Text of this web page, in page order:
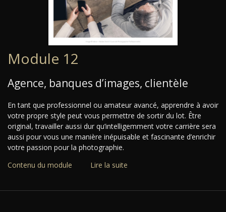
Module 12
Agence, banques d’images, clientèle
En tant que professionnel ou amateur avancé, apprendre à avoir
votre propre style peut vous permettre de sortir du lot. Être
original, travailler aussi dur qu’intelligemment votre carrière sera
aussi pour vous une manière inépuisable et fascinante d’enrichir
votre passion pour la photographie.
Contenu du module
Lire la suite